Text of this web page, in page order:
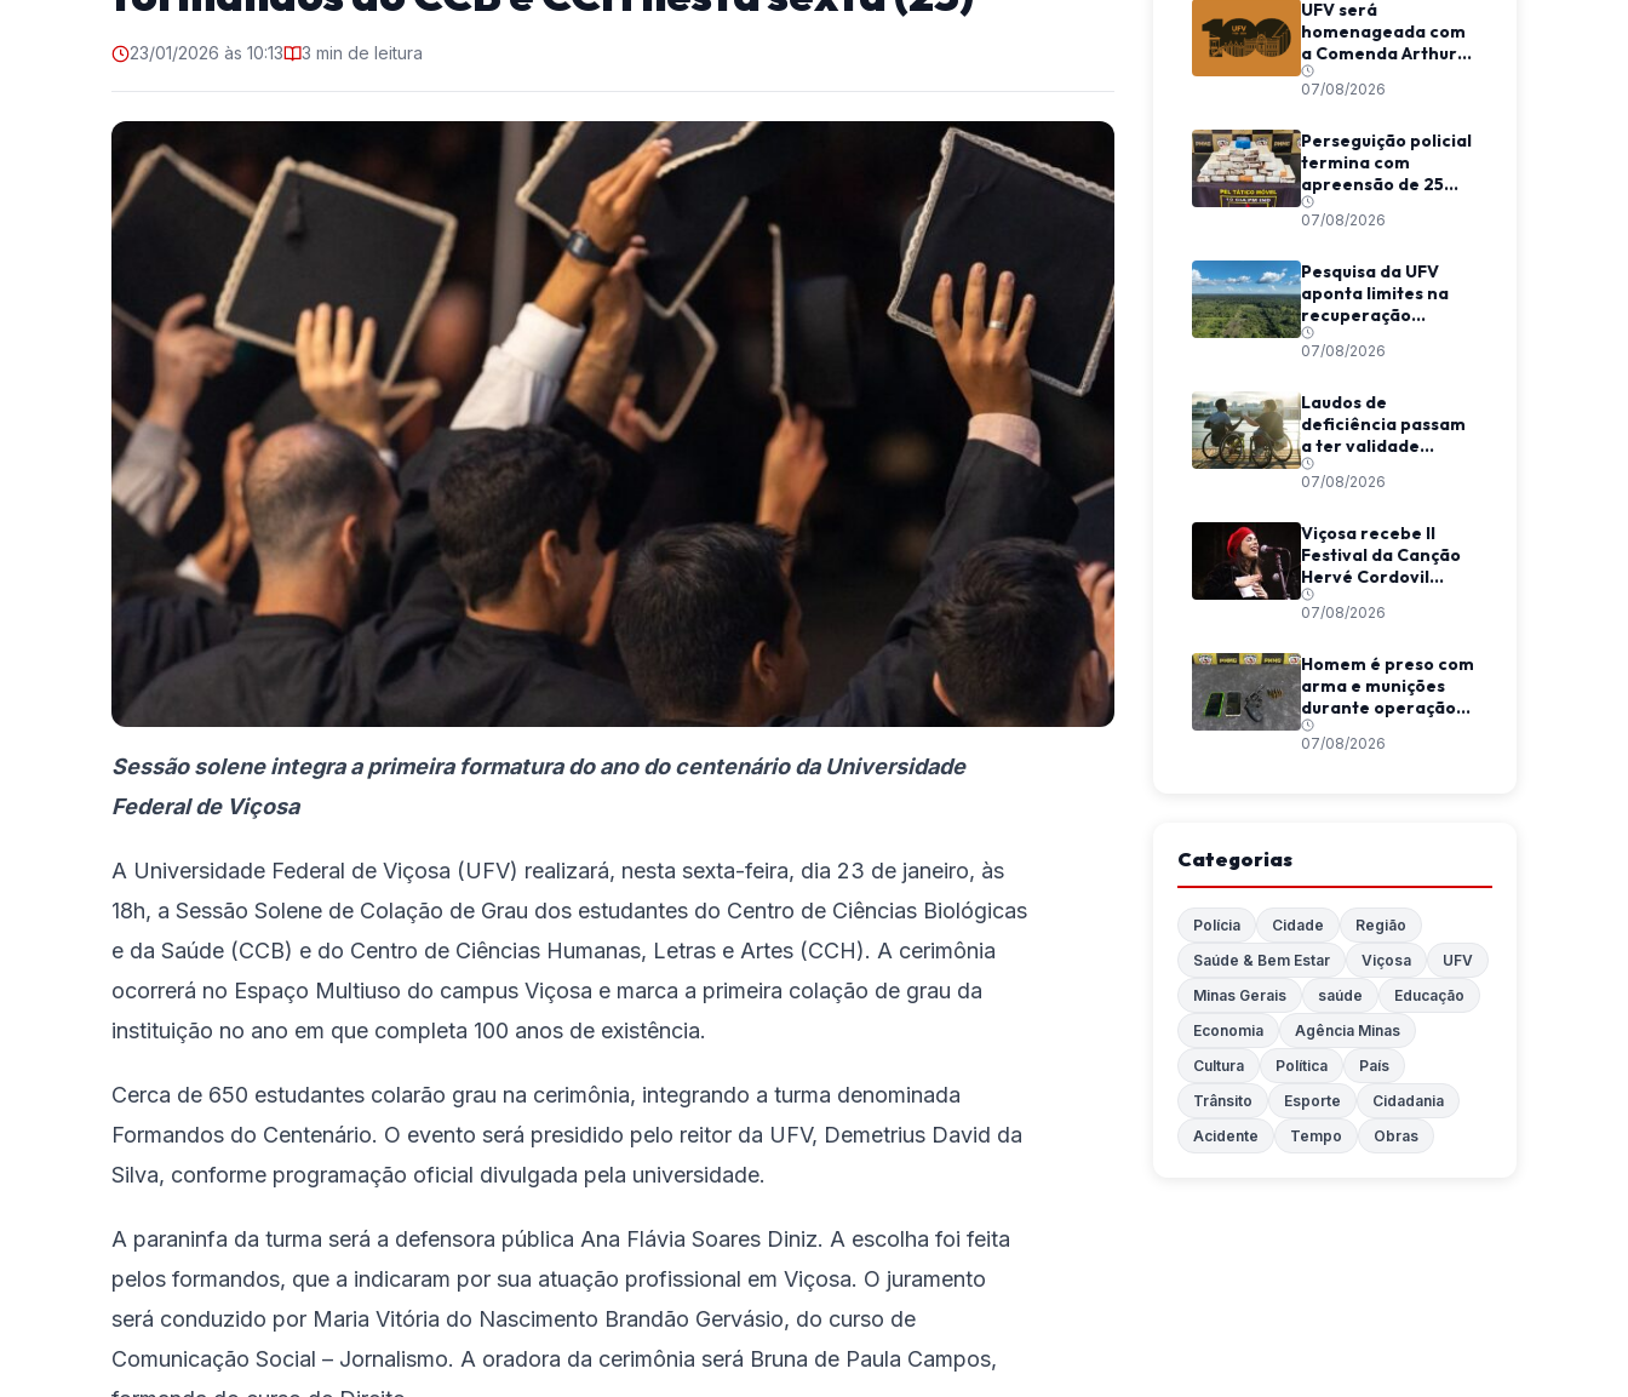
23/01/2026 às 10:13 3 min de leitura
Sessão solene integra a primeira formatura do ano do centenário da Universidade
Federal de Viçosa
A Universidade Federal de Viçosa (UFV) realizará, nesta sexta-feira, dia 23 de janeiro, às
18h, a Sessão Solene de Colação de Grau dos estudantes do Centro de Ciências Biológicas
e da Saúde (CCB) e do Centro de Ciências Humanas, Letras e Artes (CCH). A cerimônia
ocorrerá no Espaço Multiuso do campus Viçosa e marca a primeira colação de grau da
instituição no ano em que completa 100 anos de existência.
Cerca de 650 estudantes colarão grau na cerimônia, integrando a turma denominada
Formandos do Centenário. O evento será presidido pelo reitor da UFV, Demetrius David da
Silva, conforme programação oficial divulgada pela universidade.
A paraninfa da turma será a defensora pública Ana Flávia Soares Diniz. A escolha foi feita
pelos formandos, que a indicaram por sua atuação profissional em Viçosa. O juramento
será conduzido por Maria Vitória do Nascimento Brandão Gervásio, do curso de
Comunicação Social – Jornalismo. A oradora da cerimônia será Bruna de Paula Campos,
UFV será
homenageada com
a Comenda Arthur
Bernardes em
Viçosa
07/08/2026
Perseguição policial
termina com
apreensão de 25
barras de maconha
entre Viçosa e
07/08/2026
Pesquisa da UFV
aponta limites na
recuperação
climática de
florestas
Amazônia
07/08/2026
Laudos de
deficiência passam
a ter validade
indeterminada em
Minas Gerais
07/08/2026
Viçosa recebe II
Festival da Canção
Hervé Cordovil
neste fim de semana
07/08/2026
Homem é preso com
arma e munições
durante operação
da Polícia Militar em
Araponga
07/08/2026
Categorias
Polícia Cidade
Região
Saúde & Bem Estar
Viçosa
UFV
Minas Gerais
saúde
Educação
Economia
Agência Minas
Cultura
Política
País
Trânsito
Esporte
Cidadania
Acidente
Tempo Obras